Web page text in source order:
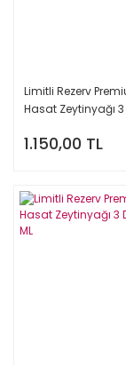
Limitli Rezerv
Hasat Zeytinyağı 3
1.150,00 TL